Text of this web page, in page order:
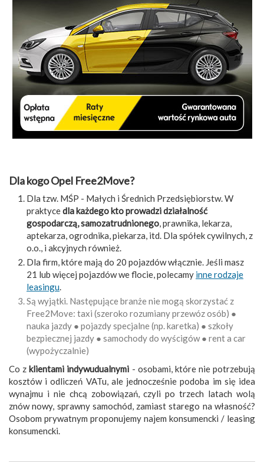
Dla kogo Opel Free2Move?
Dla tzw. MŚP - Małych i Średnich Przedsiębiorstw. W
praktycedla każdego kto prowadzi działalność
gospodarczą, samozatrudnionego, prawnika, lekarza,
aptekarza, ogrodnika, piekarza, itd. Dla spółek cywilnych, z
o.o., i akcyjnych również.
Dla firm, które mają do 20 pojazdów włącznie. Jeśli masz
21 lub więcej pojazdów we flocie, polecamy inne rodzaje
leasingu.
Są wyjątki. Następujące branże nie mogą skorzystać z
Free2Move: taxi (szeroko rozumiany przewóz osób) ●
nauka jazdy ● pojazdy specjalne (np. karetka) ● szkoły
bezpiecznej jazdy ● samochody do wyścigów ● rent a car
(wypożyczalnie)
Co zklientami indywudualnymi - osobami, które nie potrzebują
kosztów i odliczeń VATu, ale jednocześnie podoba im się idea
wynajmu i nie chcą zobowiązań, czyli po trzech latach wolą
znów nowy, sprawny samochód, zamiast starego na własność?
Osobom prywatnym proponujemy najem konsumencki / leasing
konsumencki.